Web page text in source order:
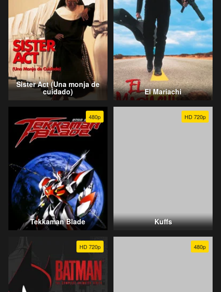
Sister Act (Una monja de
cuidado) El Mariachi
480p
Tekkaman Blade
HD 720p
Kuffs
HD 720p 480p